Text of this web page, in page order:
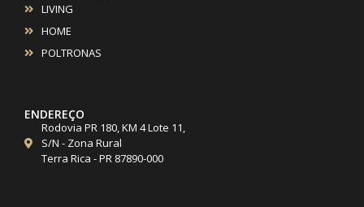
LIVING
HOME
POLTRONAS
ENDEREÇO
Rodovia PR 180, KM 4 Lote 11,
S/N - Zona Rural
Terra Rica - PR 87890-000